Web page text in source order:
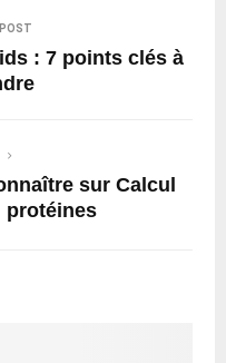
: 7 points clés à
sur Calcul
protéines